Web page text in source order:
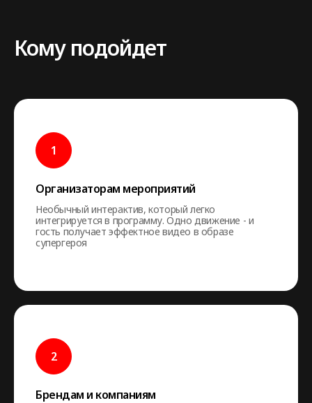
Кому подойдет
Организаторам мероприятий
Необычный интерактив, который легко
интегрируется в программу. Одно движение - и
гость получает эффектное видео в образе
супергероя
Брендам и компаниям